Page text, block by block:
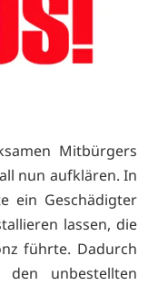
Mitbürgers
nun aufklären. In
ein Geschädigter
lassen, die
führte. Dadurch
unbestellten